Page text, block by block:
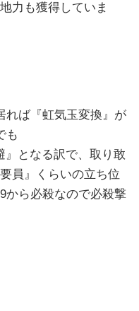
力も獲得していま
れば『虹気玉変換』が
も
』となる訳で、取り敢
員』くらいの立ち位
から必殺なので必殺撃